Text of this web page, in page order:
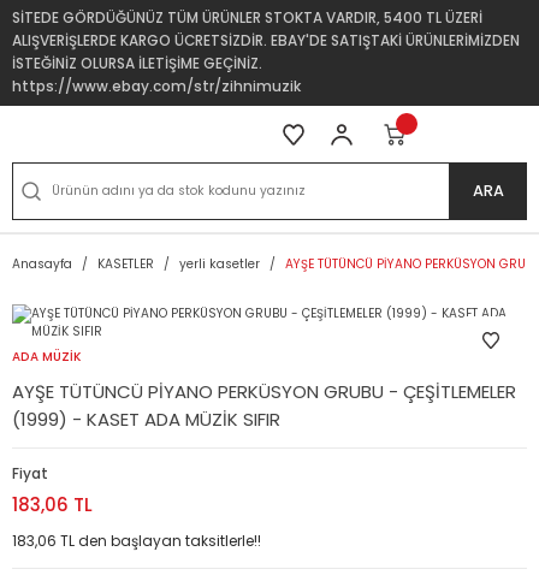
SİTEDE GÖRDÜĞÜNÜZ TÜM ÜRÜNLER STOKTA VARDIR, 5400 TL ÜZERİ
ALIŞVERİŞLERDE KARGO ÜCRETSİZDİR. EBAY'DE SATIŞTAKİ ÜRÜNLERİMİZDEN
İSTEĞİNİZ OLURSA İLETİŞİME GEÇİNİZ.
https://www.ebay.com/str/zihnimuzik
ARA
Anasayfa KASETLER yerli kasetler AYŞE TÜTÜNCÜ PİYANO PERKÜSYON
ADA MÜZİK
AYŞE TÜTÜNCÜ PİYANO PERKÜSYON GRUBU - ÇEŞİTLEMELER
(1999) - KASET ADA MÜZİK SIFIR
Fiyat
183,06 TL
183,06 TL den başlayan taksitlerle!!